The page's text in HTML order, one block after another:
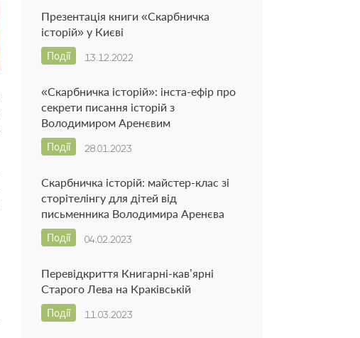
Презентація книги «Скарбничка
історій» у Києві
13.12.2022
Події
«Скарбничка історій»: інста-ефір про
секрети писання історій з
Володимиром Аренєвим
28.01.2023
Події
Скарбничка історій: майстер-клас зі
сторітелінгу для дітей від
письменника Володимира Аренєва
04.02.2023
Події
Перевідкриття Книгарні-кав’ярні
Старого Лева на Краківській
11.03.2023
Події